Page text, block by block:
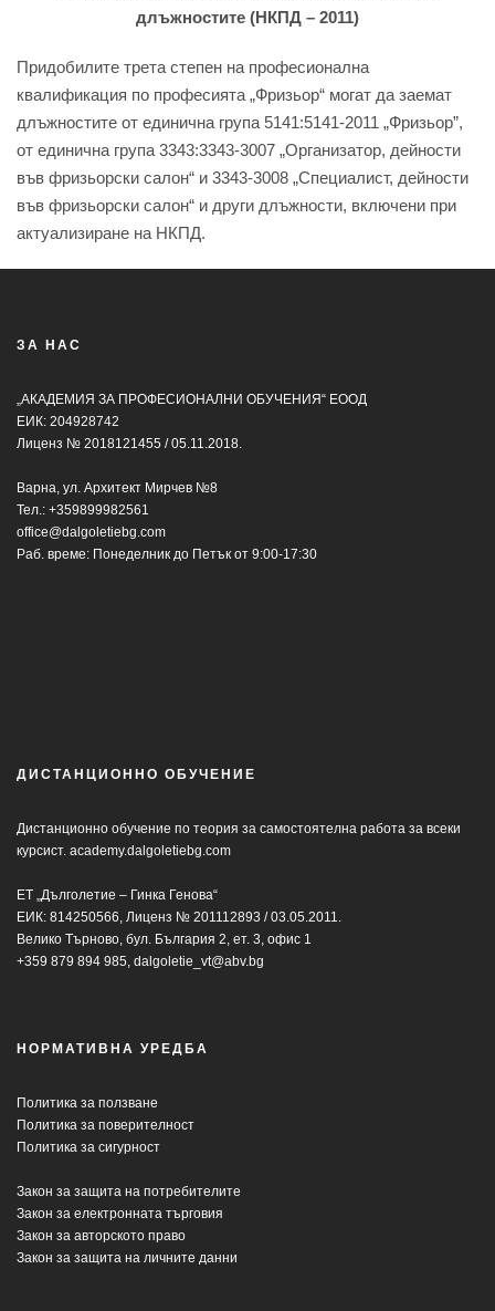
длъжностите (НКПД – 2011)
Придобилите трета степен на професионална
квалификация по професията „Фризьор“ могат да заемат
длъжностите от единична група 5141:5141-2011 „Фризьор”,
от единична група 3343:3343-3007 „Организатор, дейности
във фризьорски салон“ и 3343-3008 „Специалист, дейности
във фризьорски салон“ и други длъжности, включени при
актуализиране на НКПД.
ЗА НАС
„АКАДЕМИЯ ЗА ПРОФЕСИОНАЛНИ ОБУЧЕНИЯ“ ЕООД
ЕИК: 204928742
Лиценз № 2018121455 / 05.11.2018.
Варна, ул. Архитект Мирчев №8
Тел.: +359899982561
office@dalgoletiebg.com
Раб. време: Понеделник до Петък от 9:00-17:30
ДИСТАНЦИОННО ОБУЧЕНИЕ
Дистанционно обучение по теория за самостоятелна работа за всеки
курсист. academy.dalgoletiebg.com
ЕТ „Дълголетие – Гинка Генова“
ЕИК: 814250566, Лиценз № 201112893 / 03.05.2011.
Велико Търново, бул. България 2, ет. 3, офис 1
+359 879 894 985, dalgoletie_vt@abv.bg
НОРМАТИВНА УРЕДБА
Политика за ползване
Политика за поверителност
Политика за сигурност
Закон за защита на потребителите
Закон за електронната търговия
Закон за авторското право
Закон за защита на личните данни